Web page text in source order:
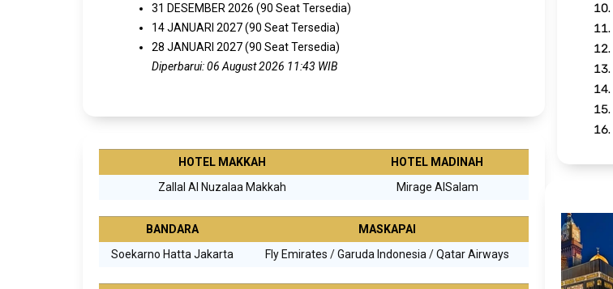
31 DESEMBER 2026 (90 Seat Tersedia)
14 JANUARI 2027 (90 Seat Tersedia)
28 JANUARI 2027 (90 Seat Tersedia)
Diperbarui: 06 August 2026 11:43 WIB
HOTEL MAKKAH
HOTEL MADINAH
Zallal Al Nuzalaa Makkah
Mirage AlSalam
BANDARA
MASKAPAI
Soekarno Hatta Jakarta
Fly Emirates /Garuda Indonesia /Qatar Airways